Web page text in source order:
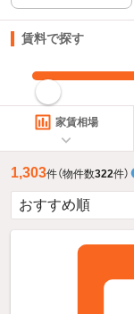
賃料で探す
家賃相場
1,303件（物件数322件）